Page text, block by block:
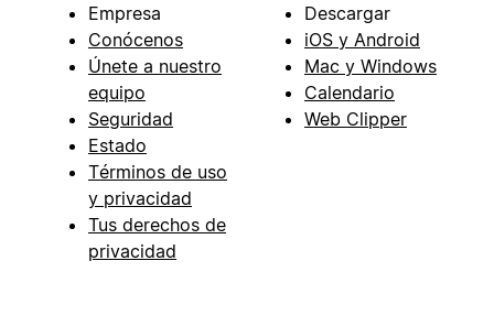
Empresa
Conócenos
Únete a nuestro
equipo
Seguridad
Estado
Términos de uso
y privacidad
Tus derechos de
privacidad
Descargar
iOS y Android
Mac y Windows
Calendario
Web Clipper